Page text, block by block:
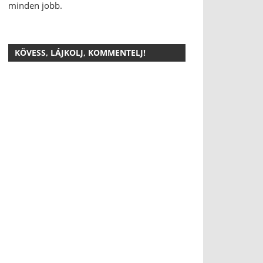
minden jobb.
KÖVESS, LÁJKOLJ, KOMMENTELJ!